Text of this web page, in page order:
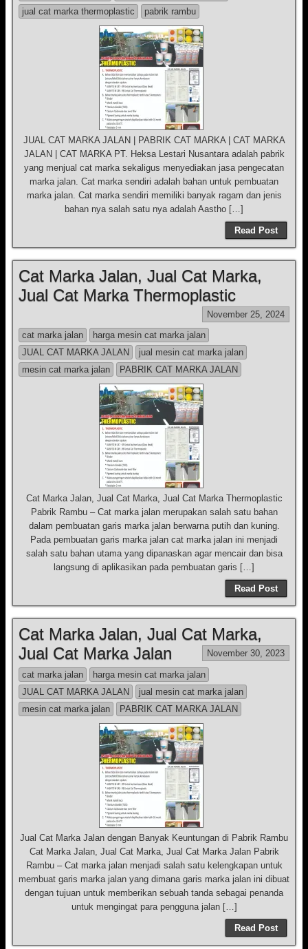
jual cat marka thermoplastic
pabrik rambu
JUAL CAT MARKA JALAN | PABRIK CAT MARKA | CAT MARKA
JALAN | CAT MARKA PT. Heksa Lestari Nusantara adalah pabrik
yang menjual cat marka sekaligus menyediakan jasa pengecatan
marka jalan. Cat marka sendiri adalah bahan untuk pembuatan
marka jalan. Cat marka sendiri memiliki banyak ragam dan jenis
bahan nya salah satu nya adalah Aastho […]
Read Post
Cat Marka Jalan, Jual Cat Marka,
Jual Cat Marka Thermoplastic
November 25, 2024
cat marka jalan
harga mesin cat marka jalan
JUAL CAT MARKA JALAN
jual mesin cat marka jalan
mesin cat marka jalan
PABRIK CAT MARKA JALAN
Cat Marka Jalan, Jual Cat Marka, Jual Cat Marka Thermoplastic
Pabrik Rambu – Cat marka jalan merupakan salah satu bahan
dalam pembuatan garis marka jalan berwarna putih dan kuning.
Pada pembuatan garis marka jalan cat marka jalan ini menjadi
salah satu bahan utama yang dipanaskan agar mencair dan bisa
langsung di aplikasikan pada pembuatan garis […]
Read Post
Cat Marka Jalan, Jual Cat Marka,
Jual Cat Marka Jalan
November 30, 2023
cat marka jalan
harga mesin cat marka jalan
JUAL CAT MARKA JALAN
jual mesin cat marka jalan
mesin cat marka jalan
PABRIK CAT MARKA JALAN
Jual Cat Marka Jalan dengan Banyak Keuntungan di Pabrik Rambu
Cat Marka Jalan, Jual Cat Marka, Jual Cat Marka Jalan Pabrik
Rambu – Cat marka jalan menjadi salah satu kelengkapan untuk
membuat garis marka jalan yang dimana garis marka jalan ini dibuat
dengan tujuan untuk memberikan sebuah tanda sebagai penanda
untuk mengingat para pengguna jalan […]
Read Post